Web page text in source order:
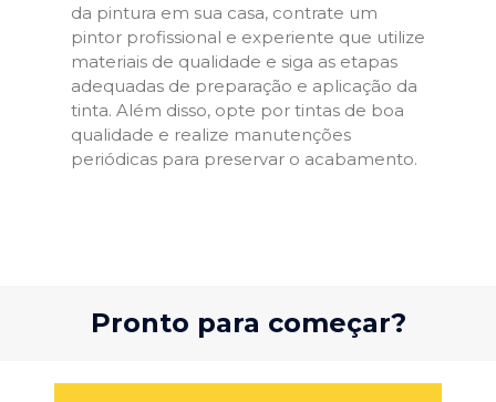
da pintura em sua casa, contrate um
pintor profissional e experiente que utilize
materiais de qualidade e siga as etapas
adequadas de preparação e aplicação da
tinta. Além disso, opte por tintas de boa
qualidade e realize manutenções
periódicas para preservar o acabamento.
Pronto para começar?